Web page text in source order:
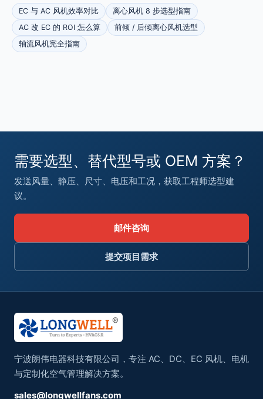
EC 与 AC 风机效率对比
离心风机 8 步选型指南
AC 改 EC 的 ROI 怎么算
前倾 / 后倾离心风机选型
轴流风机完全指南
需要选型、替代型号或 OEM 方案？
发送风量、静压、尺寸、电压和工况，获取工程师选型建
议。
邮件咨询
提交项目需求
宁波朗伟电器科技有限公司，专注 AC、DC、EC 风机、电机
与定制化空气管理解决方案。
sales@longwellfans.com